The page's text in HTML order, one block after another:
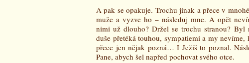
A pak se opakuje. Trochu jinak a přece v
muže a vyzve ho – následuj mne. A opět
nimi už dlouho? Držel se trochu stranou?
duše přetéká touhou, sympatiemi a my
přece jen nějak pozná… I Ježíš to poznal.
Pane, abych šel napřed pochovat svého otce.